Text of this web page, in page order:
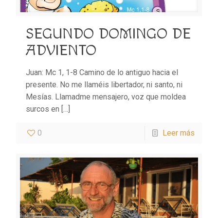
SEGUNDO DOMINGO DE
ADVIENTO
Juan: Mc 1, 1-8 Camino de lo antiguo hacia el
presente. No me llaméis libertador, ni santo, ni
Mesías. Llamadme mensajero, voz que moldea
surcos en […]
0 Leer más